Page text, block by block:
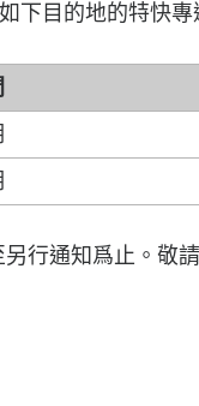
目的地的特快專
行通知爲止。敬